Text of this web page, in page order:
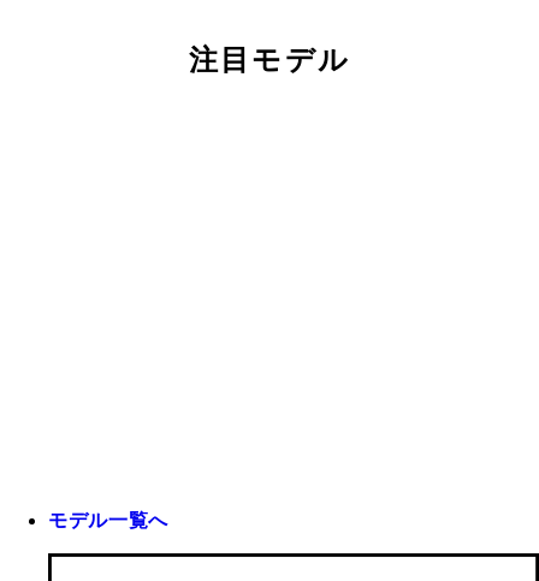
注目モデル
モデル一覧へ